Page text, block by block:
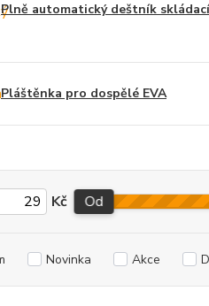
Plně automatický deštník
Pláštěnka pro dospělé EVA
Kč Od
Novinka Akce